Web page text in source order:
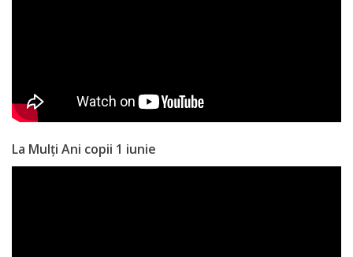
Anticorupție
Știri
și
La Mulți Ani copii 1 iunie